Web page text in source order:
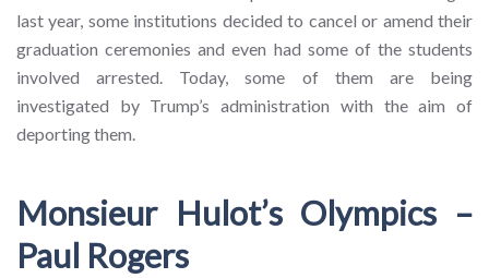
last year, some institutions decided to cancel or amend their
graduation ceremonies and even had some of the students
involved arrested. Today, some of them are being
investigated by Trump’s administration with the aim of
deporting them.
Monsieur Hulot’s Olympics –
Paul Rogers